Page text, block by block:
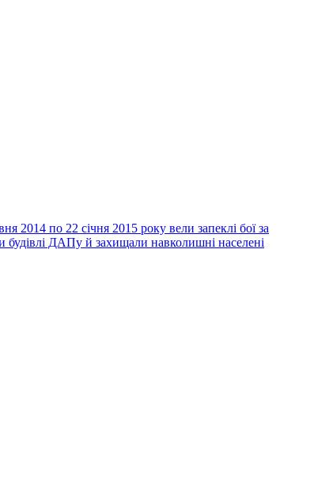
2014 по 22 січня 2015 року вели запеклі бої за
ДАПу й захищали навколишні населені